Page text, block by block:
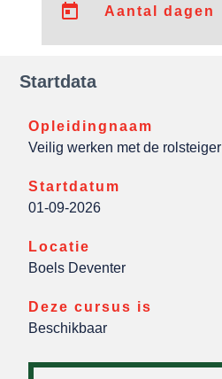
today Aantal dagen
Startdata
Opleidingnaam
Veilig werken met de rolsteiger
Startdatum
01-09-2026
Locatie
Boels Deventer
Deze cursus is
Beschikbaar